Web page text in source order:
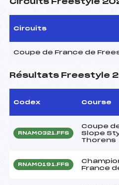
Circuits Freestyle
Circuits
Coupe de France de
Résultats Freestyle
Codex Course
RNAM0321.FFS
Coupe
Slope
Thorens
RNAM0191.FFS
France